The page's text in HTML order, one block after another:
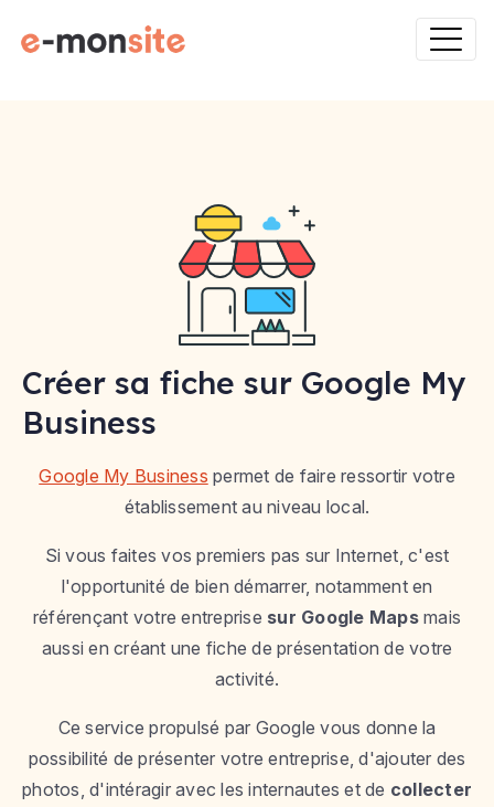
Créer sa fiche sur Google My
Business
Google My Business permet de faire ressortir votre
établissement au niveau local.
Si vous faites vos premiers pas sur Internet, c'est
l'opportunité de bien démarrer, notamment en
référençant votre entreprise sur Google Mapsmais
aussi en créant une fiche de présentation de votre
activité.
Ce service propulsé par Google vous donne la
possibilité de présenter votre entreprise, d'ajouter des
photos, d'intéragir avec les internautes et de collecter